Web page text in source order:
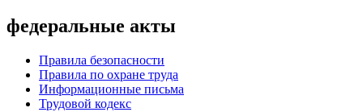
федеральные акты
Правила безопасности
Правила по охране труда
Информационные письма
Трудовой кодекс